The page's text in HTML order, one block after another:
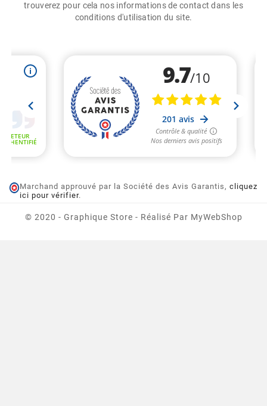
trouverez pour cela nos informations de contact dans les
conditions d'utilisation du site.
Marchand approuvé par la Société des Avis Garantis, cliquez
ici pour vérifier.
© 2020 - Graphique Store - Réalisé Par MyWebShop